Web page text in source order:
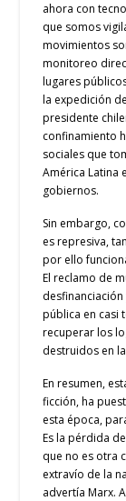
ahora con
que somos
movimientos
monitoreo
lugares
la expedición
presidente
confinamiento
sociales que
América Latina
gobiernos.
Sin embargo,
es represiva,
por ello
El reclamo de
pública en casi
recuperar los
destruidos en
En resumen,
ficción, ha
esta época,
Es la pérdida
que no es otra
extravío de la
advertía Marx.